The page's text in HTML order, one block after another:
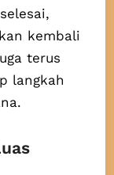
kembali
terus
langkah